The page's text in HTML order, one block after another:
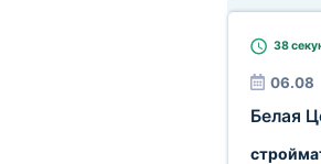
38
06.08
Белая